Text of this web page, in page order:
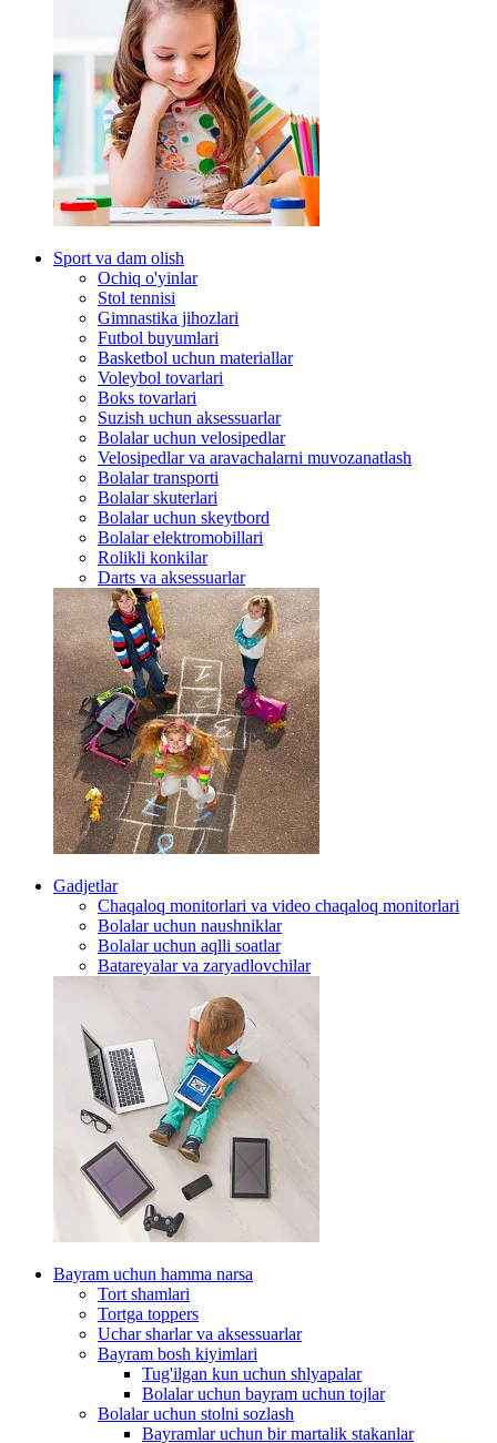
Sport va dam olish
Ochiq o'yinlar
Stol tennisi
Gimnastika jihozlari
Futbol buyumlari
Basketbol uchun materiallar
Voleybol tovarlari
Boks tovarlari
Suzish uchun aksessuarlar
Bolalar uchun velosipedlar
Velosipedlar va aravachalarni muvozanatlash
Bolalar transporti
Bolalar skuterlari
Bolalar uchun skeytbord
Bolalar elektromobillari
Rolikli konkilar
Darts va aksessuarlar
Gadjetlar
Chaqaloq monitorlari va video chaqaloq monitorlari
Bolalar uchun naushniklar
Bolalar uchun aqlli soatlar
Batareyalar va zaryadlovchilar
Bayram uchun hamma narsa
Tort shamlari
Tortga toppers
Uchar sharlar va aksessuarlar
Bayram bosh kiyimlari
Tug'ilgan kun uchun shlyapalar
Bolalar uchun bayram uchun tojlar
Bolalar uchun stolni sozlash
Bayramlar uchun bir martalik stakanlar